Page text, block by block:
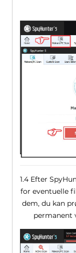
1.4 Efter
for eventuelle
dem, du kan
permanent